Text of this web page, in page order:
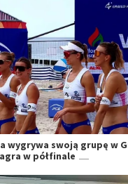
wygrywa swoją grupę w
w półfinale